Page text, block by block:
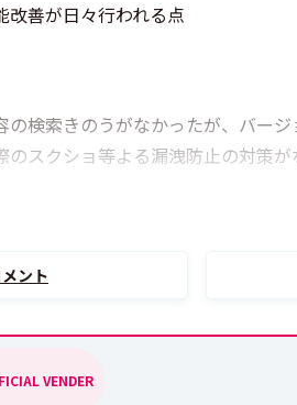
改善が日々行われる点
の検索きのうがなかったが、バー
のスクショ等よる漏洩防止の対策
ント
VENDER